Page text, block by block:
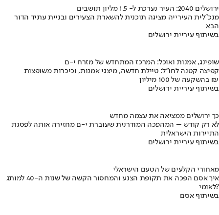
ירושלים 2040: העיר נערכת ל- 1.5 מליון תושבים
מנכ"לית העירייה מציגה תוכנית להשארת הצעירים ובניית עתיד הדור
הבא
בשיתוף עיריית ירושלים
שופינג, אמנות ואוכל: המרכז המתחדש של מזרח י-ם
קפיצה קטנה לחו"ל: טיילת חדשה, מיצגי אמנות, וכיכרות משופצות
בהשקעה של 100 מיליון ₪
בשיתוף עיריית ירושלים
כך ירושלים ממציאה את עצמה מחדש
לא רק קודש – המהפכה המודרנית שעוברת י-ם מחזירה אותה לפסגת
התיירות הישראלית
בשיתוף עיריית ירושלים
מאחורי הקלעים של הטעם הישראלי
איך אסם הפכה את תקופת הצנע והמחסור הקשה של שנות ה-40 למותג
לאומי?
בשיתוף אסם